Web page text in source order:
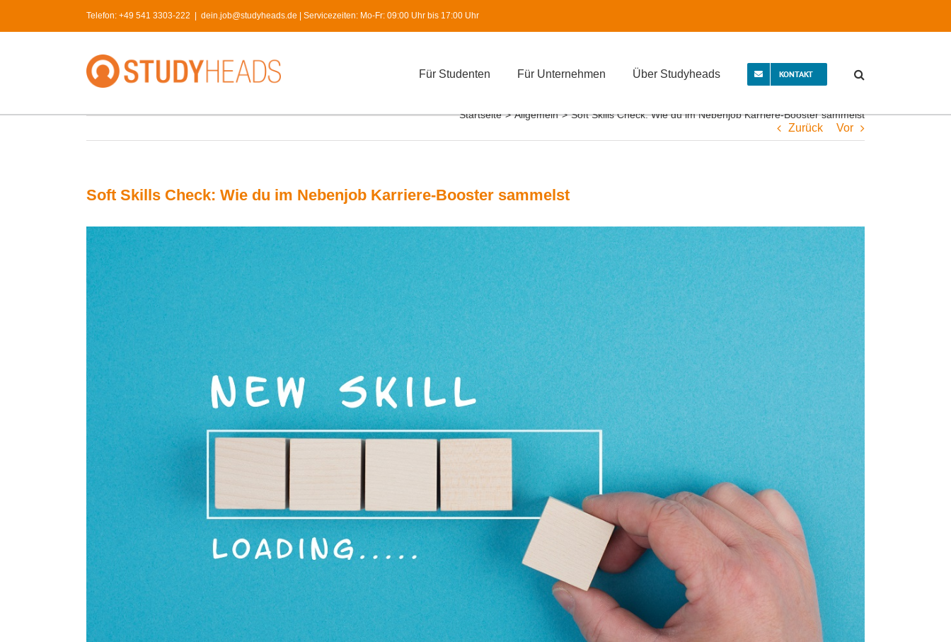
Telefon: +49 541 3303-222 dein.job@studyheads.de | Servicezeiten: Mo-Fr: 09:00 Uhr bis 17:00 Uhr
Für Studenten Für Unternehmen Über Studyheads KONTAKT
Startseite > Allgemein > Soft Skills Check: Wie du im Nebenjob Karriere-Booster sammelst
Zurück Vor
Soft Skills Check: Wie du im Nebenjob Karriere-Booster sammelst
View
Larger
Image